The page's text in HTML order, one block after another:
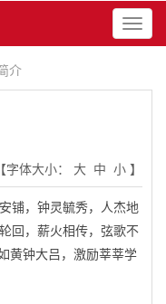
介
【字体大小： 大 中 小 】
铺，钟灵毓秀，人杰地
回，薪火相传，弦歌不
黄钟大吕，激励莘莘学